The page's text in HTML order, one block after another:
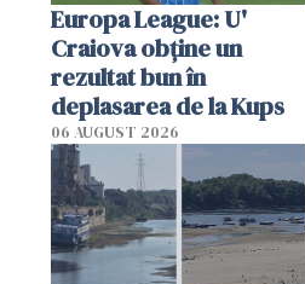
Europa League: U'
Craiova obține un
rezultat bun în
deplasarea de la Kups
06 AUGUST 2026